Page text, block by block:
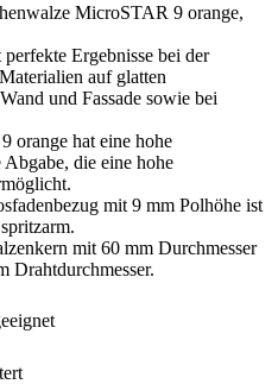
MicroSTAR 9 orange,
Ergebnisse bei der
auf glatten
und Fassade sowie bei
orange hat eine hohe
die eine hohe
mit 9 mm Polhöhe ist
mit 60 mm Durchmesser
Drahtdurchmesser.